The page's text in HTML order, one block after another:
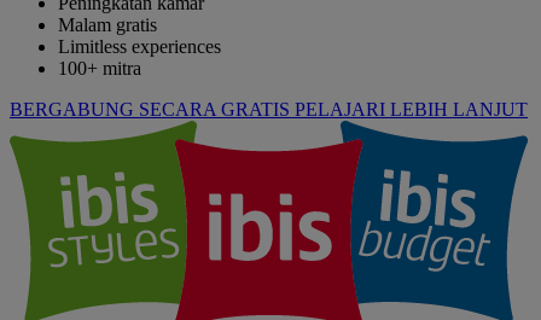
Malam gratis
Limitless experiences
100+ mitra
BERGABUNG SECARA GRATIS PELAJARI LEBIH LANJUT